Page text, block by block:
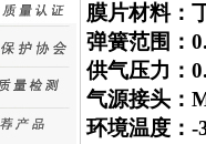
膜片材料：
弹簧范围：
供气压力：
气源接头：
环境温度：